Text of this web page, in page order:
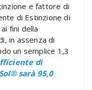
e fattore di
di Estinzione di
fini della
in assenza di
un semplice 1,3
di
sarà 95,0